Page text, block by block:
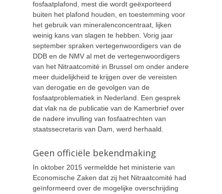
fosfaatplafond, mest die wordt geëxporteerd
buiten het plafond houden, en toestemming voor
het gebruik van mineralenconcentraat, lijken
weinig kans van slagen te hebben. Vorig jaar
september spraken vertegenwoordigers van de
DDB en de NMV al met de vertegenwoordigers
van het Nitraatcomité in Brussel om onder andere
meer duidelijkheid te krijgen over de vereisten
van derogatie en de gevolgen van de
fosfaatproblematiek in Nederland. Een gesprek
dat vlak na de publicatie van de Kamerbrief over
de nadere invulling van fosfaatrechten van
staatssecretaris van Dam, werd herhaald.
Geen officiële bekendmaking
In oktober 2015 vermeldde het ministerie van
Economische Zaken dat zij het Nitraatcomité had
geïnformeerd over de mogelijke overschrijding